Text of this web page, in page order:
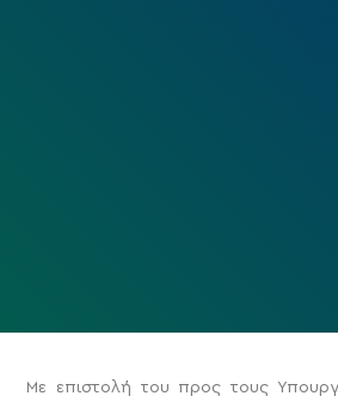
Με επιστολή του προς τους